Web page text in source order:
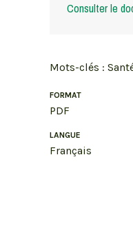
Consulter le
Mots-clés :
FORMAT
PDF
LANGUE
Français